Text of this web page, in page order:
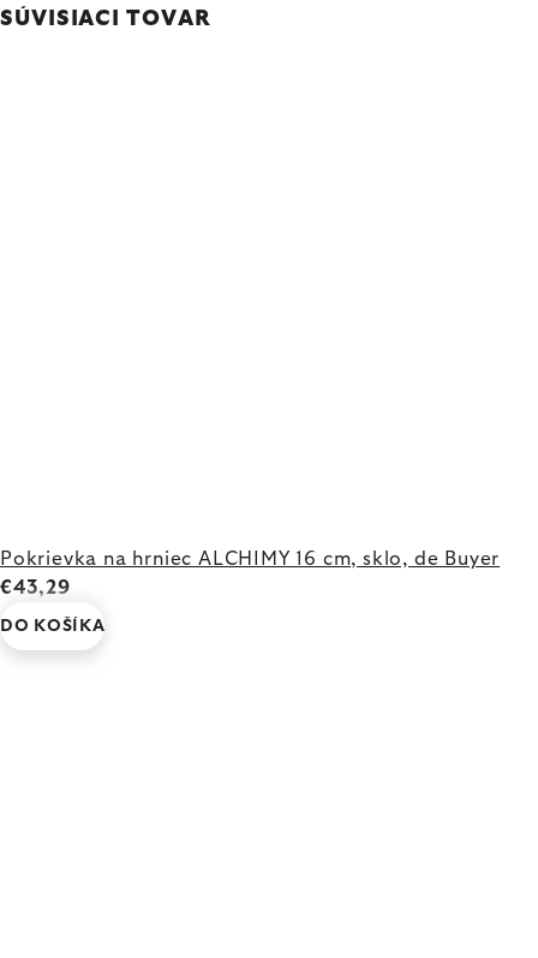
SÚVISIACI TOVAR
Pokrievka na hrniec ALCHIMY 16 cm, sklo, de Buyer
€43,29
DO KOŠÍKA